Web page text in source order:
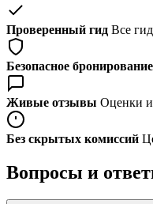
Проверенный гид Все
Безопасное бронирование
Живые отзывы Оценки и
Без скрытых комиссий
Вопросы и